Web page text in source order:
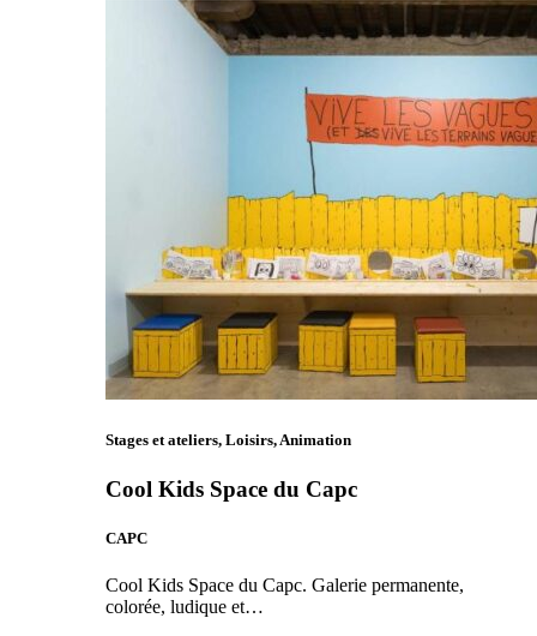
Stages et ateliers, Loisirs, Animation
Cool Kids Space du Capc
CAPC
Cool Kids Space du Capc. Galerie permanente,
colorée, ludique et…